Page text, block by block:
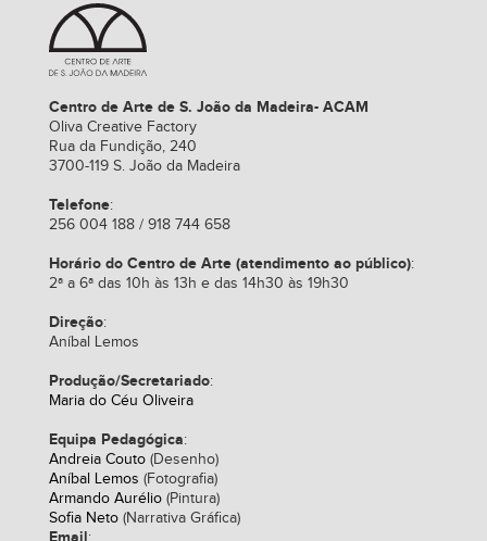
Centro de Arte de S. João da Madeira- ACAM
Oliva Creative Factory
Rua da Fundição, 240
3700-119 S. João da Madeira
Telefone:
256 004 188 / 918 744 658
Horário do Centro de Arte (atendimento ao público):
2ª a 6ª das 10h às 13h e das 14h30 às 19h30
Direção:
Aníbal Lemos
Produção/Secretariado:
Maria do Céu Oliveira
Equipa Pedagógica:
Andreia Couto (Desenho)
Aníbal Lemos (Fotografia)
Armando Aurélio (Pintura)
Sofia Neto (Narrativa Gráfica)
Email